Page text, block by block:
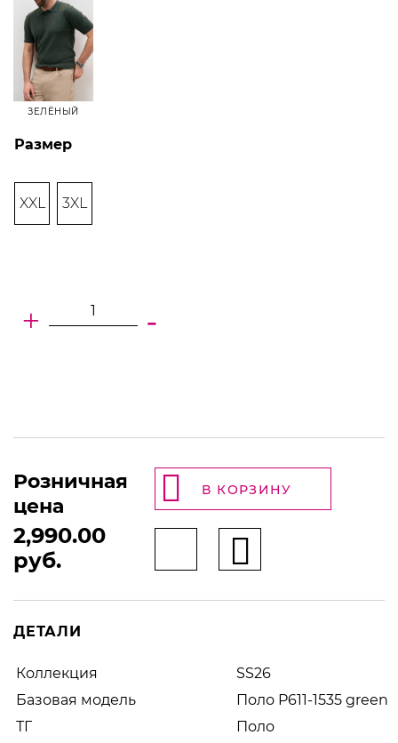
ЗЕЛЁНЫЙ
Размер
XXL 3XL
+ -
Розничная
цена
2,990.00
руб.
В КОРЗИНУ
ДЕТАЛИ
Коллекция
SS26
Базовая модель
Поло P611-1535 green
ТГ
Поло